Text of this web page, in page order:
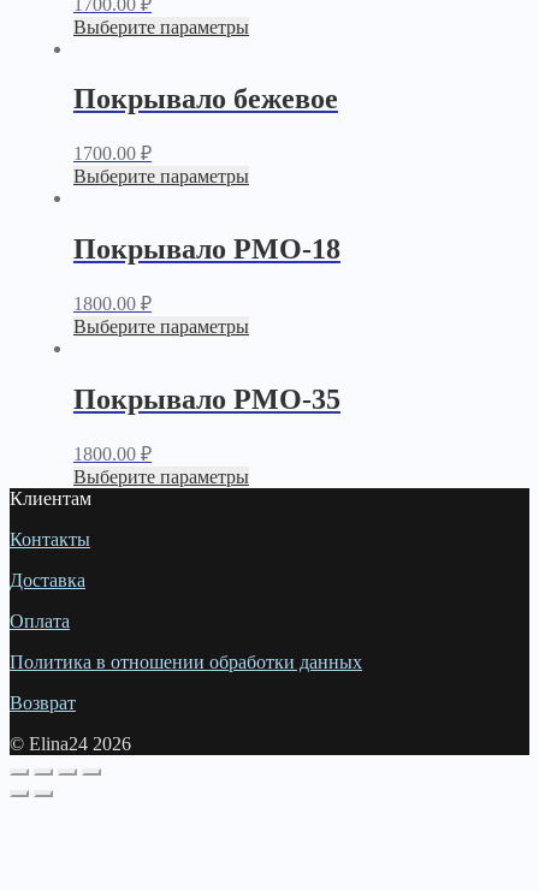
Выберите параметры
Покрывало бежевое
1700.00 ₽
Выберите параметры
Покрывало PМО-18
1800.00 ₽
Выберите параметры
Покрывало PМО-35
1800.00 ₽
Выберите параметры
Клиентам
Контакты
Доставка
Оплата
Политика в отношении обработки данных
Возврат
© Elina24 2026